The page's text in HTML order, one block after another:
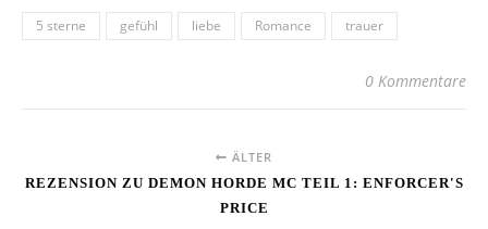
5 sterne gefühl liebe Romance trauer
0 Kommentare
ÄLTER
REZENSION ZU DEMON HORDE MC TEIL 1: ENFORCER'S
PRICE